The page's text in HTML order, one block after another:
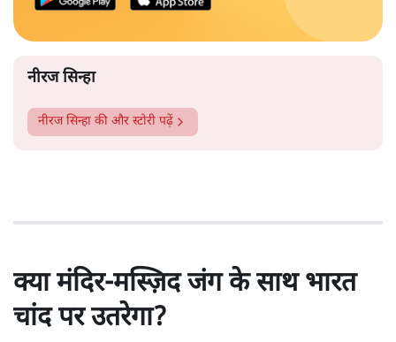
नीरज सिन्हा
नीरज सिन्हा की और स्टोरी पढ़ें
क्या मंदिर-मस्ज़िद जंग के साथ भारत
चांद पर उतरेगा?